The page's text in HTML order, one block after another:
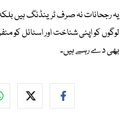
یہ رجحانات نہ صرف ٹرینڈنگ ہیں
لوگوں کو اپنی شناخت اور اسٹائل کو
بھی دے رہے ہیں۔